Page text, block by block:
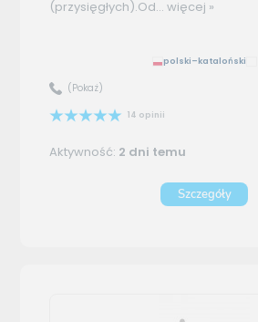
(przysięgłych).Od... więcej »
polski–kataloński
(Pokaż)
14 opinii
Aktywność: 2 dni temu
Szczegóły